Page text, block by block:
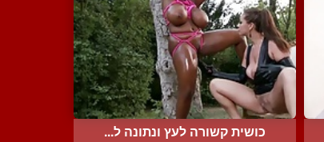
כושית קשורה לעץ ונתונה ל...